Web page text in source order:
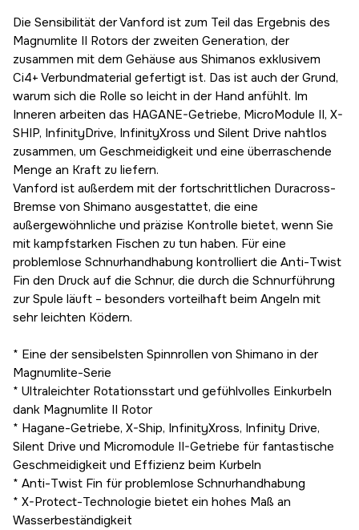
216,83 €
C5000 XG
216,83 €
Die Sensibilität der Vanford ist zum Teil das Ergebnis des
Magnumlite II Rotors der zweiten Generation, der
zusammen mit dem Gehäuse aus Shimanos exklusivem
Ci4+ Verbundmaterial gefertigt ist. Das ist auch der Grund,
warum sich die Rolle so leicht in der Hand anfühlt. Im
Inneren arbeiten das HAGANE-Getriebe, MicroModule II, X-
SHIP, InfinityDrive, InfinityXross und Silent Drive nahtlos
zusammen, um Geschmeidigkeit und eine überraschende
Menge an Kraft zu liefern.
Vanford ist außerdem mit der fortschrittlichen Duracross-
Bremse von Shimano ausgestattet, die eine
außergewöhnliche und präzise Kontrolle bietet, wenn Sie
mit kampfstarken Fischen zu tun haben. Für eine
problemlose Schnurhandhabung kontrolliert die Anti-Twist
Fin den Druck auf die Schnur, die durch die Schnurführung
zur Spule läuft – besonders vorteilhaft beim Angeln mit
sehr leichten Ködern.
* Eine der sensibelsten Spinnrollen von Shimano in der
Magnumlite-Serie
* Ultraleichter Rotationsstart und gefühlvolles Einkurbeln
dank Magnumlite II Rotor
* Hagane-Getriebe, X-Ship, InfinityXross, Infinity Drive,
Silent Drive und Micromodule II-Getriebe für fantastische
Geschmeidigkeit und Effizienz beim Kurbeln
* Anti-Twist Fin für problemlose Schnurhandhabung
* X-Protect-Technologie bietet ein hohes Maß an
Wasserbeständigkeit